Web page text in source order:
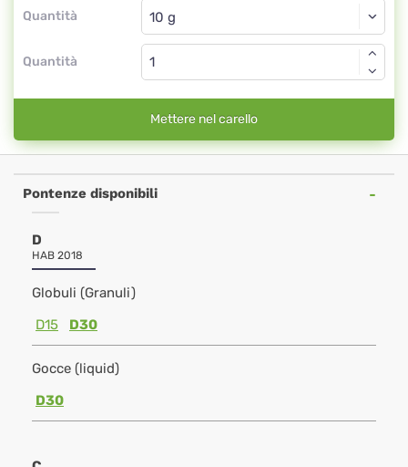
Quantità
Globuli
Quantità
Mettere nel carello
Pontenze disponibili
D
HAB 2018
Globuli (Granuli)
D15
D30
Gocce (liquid)
D30